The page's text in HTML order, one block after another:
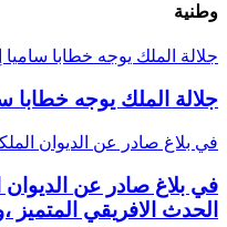
وطنية
جلالة الملك يوجه خطابا
جلالة الملك يوجه خطابا
في بلاغ صادر عن الديوان
في بلاغ صادر عن الديوان
الحدث الافريقي المتميز